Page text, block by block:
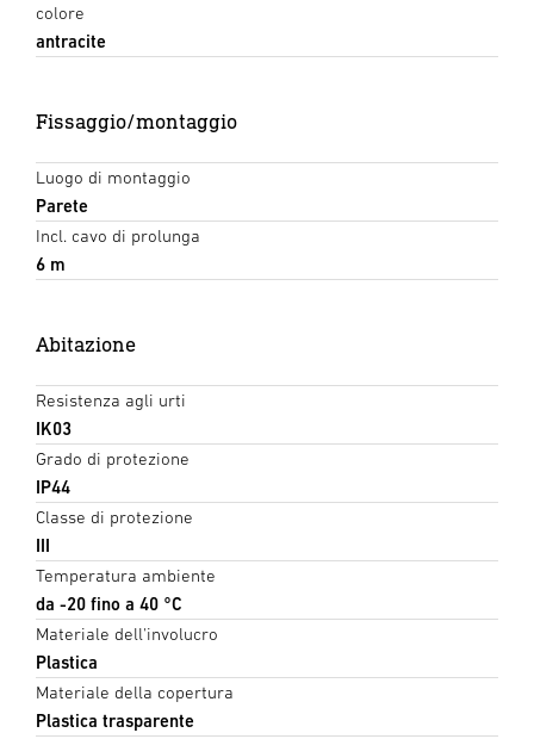
colore
antracite
Fissaggio/montaggio
Luogo di montaggio
Parete
Incl. cavo di prolunga
6 m
Abitazione
Resistenza agli urti
IK03
Grado di protezione
IP44
Classe di protezione
III
Temperatura ambiente
da -20 fino a 40 °C
Materiale dell'involucro
Plastica
Materiale della copertura
Plastica trasparente